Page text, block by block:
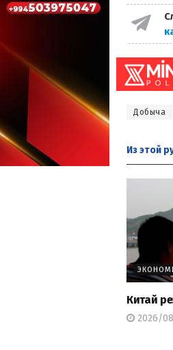
Добыча
Из этой
Китай
2026/